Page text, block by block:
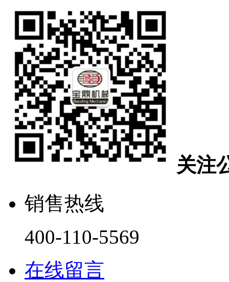
关注
销售热线
400-110-5569
在线留言